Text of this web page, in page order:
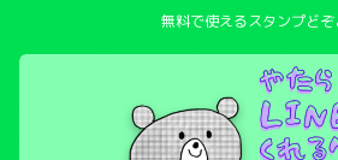
無料で使えるスタンプど